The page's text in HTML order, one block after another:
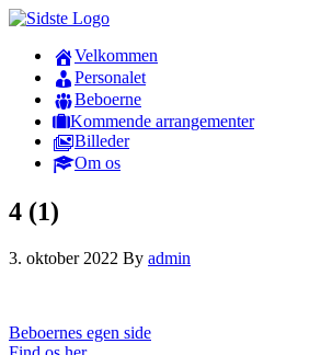
Velkommen
Personalet
Beboerne
Kommende arrangementer
Billeder
Om os
4 (1)
3. oktober 2022 By admin
Beboernes egen side